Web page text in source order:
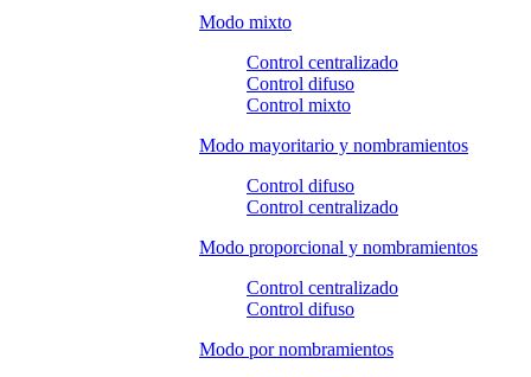
Modo mixto
Control centralizado
Control difuso
Control mixto
Modo mayoritario y nombramientos
Control difuso
Control centralizado
Modo proporcional y nombramientos
Control centralizado
Control difuso
Modo por nombramientos